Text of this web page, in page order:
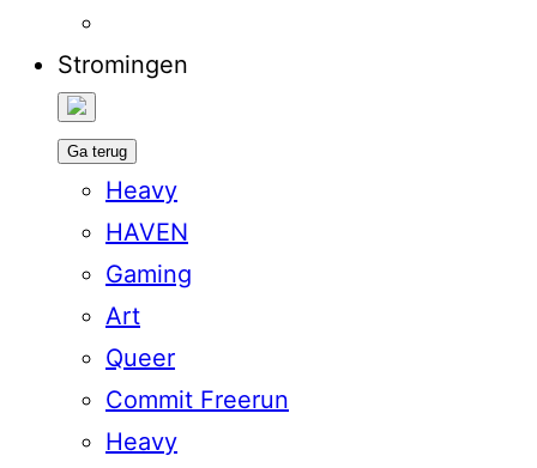
Stromingen
Ga terug
Heavy
HAVEN
Gaming
Art
Queer
Commit Freerun
Heavy